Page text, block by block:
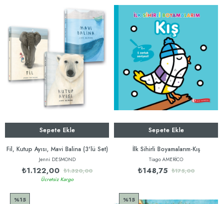
Sepete Ekle
Fil, Kutup Ayısı, Mavi Balina (3'lü Set)
Jenni DESMOND
₺1.122,00 ₺1.320,00
Ücretsiz Kargo
Sepete Ekle
İlk Sihirli Boyamalarım-Kış
Tiago AMERİCO
₺148,75 ₺175,00
%15 %15